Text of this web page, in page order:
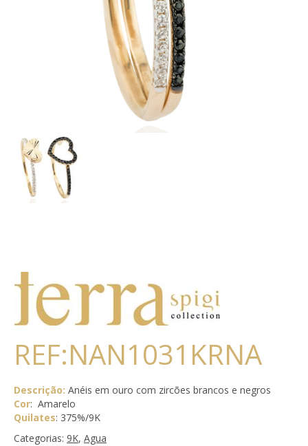
REF:NAN1031KRNA
Descrição: Anéis em ouro com zircões brancos e negros
Cor: Amarelo
Quilates: 375%/9K
Categorias: 9K, Agua